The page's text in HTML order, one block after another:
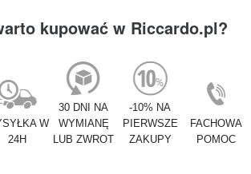
kupować w Riccardo.pl?
W
24H
30 DNI NA
WYMIANĘ
LUB ZWROT
-10% NA
PIERWSZE
ZAKUPY
FACHOWA
POMOC